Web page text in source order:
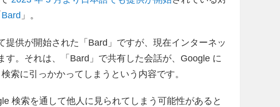
Bard 」。
提供が開始された「Bard」ですが、現在インターネッ
す。それは、「Bard」で共有した会話が、Google に
索に引っかかってしまうという内容です。
検索を通して他人に見られてしまう可能性があると